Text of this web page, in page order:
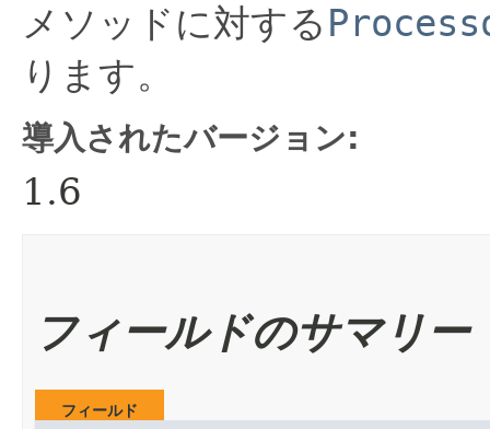
メソッドに対する
ります。
導入されたバージョン:
1.6
フィールドのサマリー
フィールド